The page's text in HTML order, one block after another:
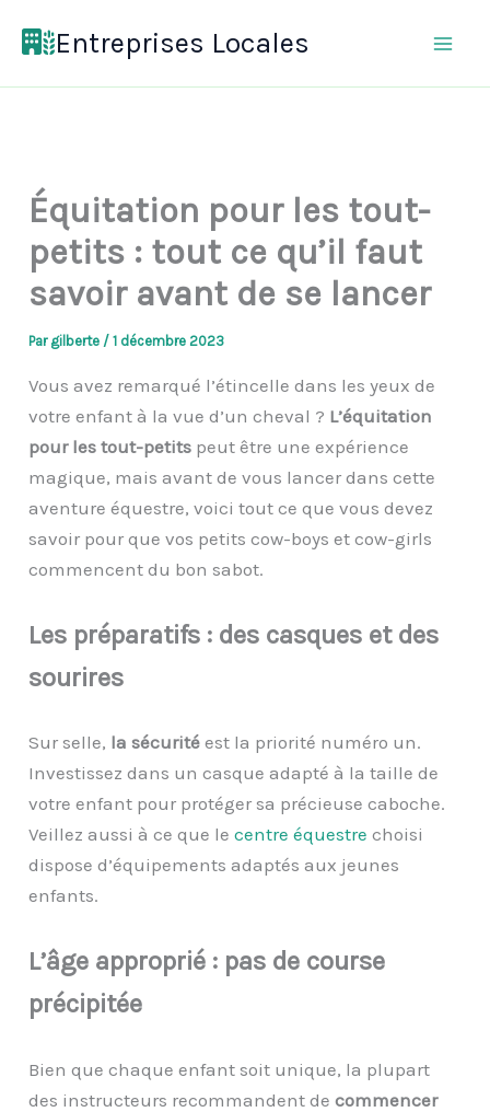
Entreprises Locales
Équitation pour les tout-
petits : tout ce qu’il faut
savoir avant de se lancer
Par gilberte /1 décembre 2023
Vous avez remarqué l’étincelle dans les yeux de
votre enfant à la vue d’un cheval ? L’équitation
pour les tout-petits peut être une expérience
magique, mais avant de vous lancer dans cette
aventure équestre, voici tout ce que vous devez
savoir pour que vos petits cow-boys et cow-girls
commencent du bon sabot.
Les préparatifs : des casques et des
sourires
Sur selle, la sécuritéest la priorité numéro un.
Investissez dans un casque adapté à la taille de
votre enfant pour protéger sa précieuse caboche.
Veillez aussi à ce que lecentre équestre choisi
dispose d’équipements adaptés aux jeunes
enfants.
L’âge approprié : pas de course
précipitée
Bien que chaque enfant soit unique, la plupart
des instructeurs recommandent decommencer